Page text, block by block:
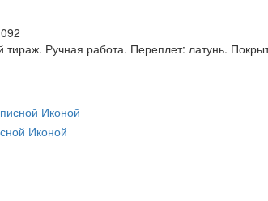
Ручная работа. Переплет: латунь.
Иконой